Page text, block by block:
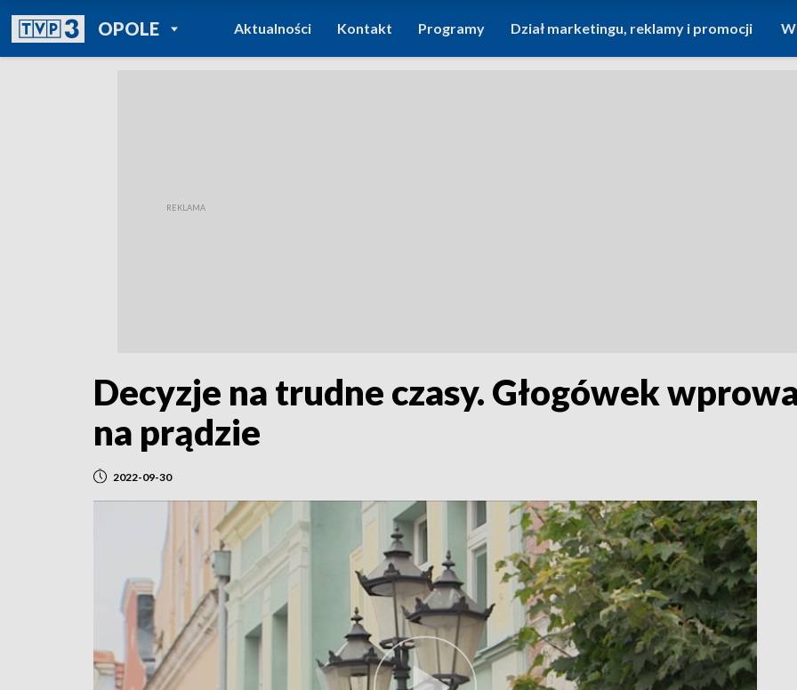
OPOLEPOWRÓT DO
TVP REGIONY
Aktualności Kontakt Programy Dział marketingu, reklamy i promocji
Decyzje na trudne czasy. Głogówek
na prądzie
2022-09-30